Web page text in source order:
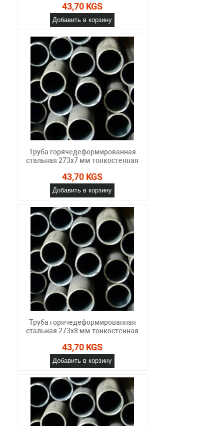
43,70 KGS
Добавить в корзину
Труба горячедеформированная
стальная 273х7 мм тонкостенная
43,70 KGS
Добавить в корзину
Труба горячедеформированная
стальная 273х8 мм тонкостенная
43,70 KGS
Добавить в корзину